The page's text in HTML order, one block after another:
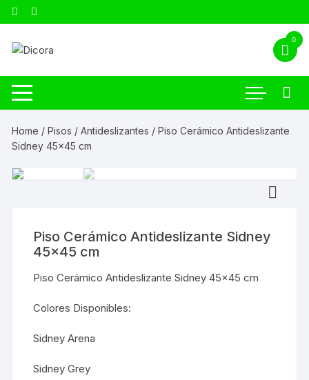
0
Home /Pisos /Antideslizantes / Piso Cerámico Antideslizante
Sidney 45×45 cm
Piso Cerámico Antideslizante Sidney
45×45 cm
Piso Cerámico Antideslizante Sidney 45×45 cm
Colores Disponibles:
Sidney Arena
Sidney Grey